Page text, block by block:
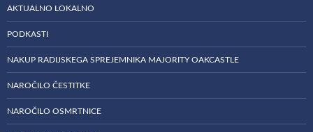
AKTUALNO LOKALNO
PODKASTI
NAKUP RADIJSKEGA SPREJEMNIKA MAJORITY OAKCASTLE
NAROČILO ČESTITKE
NAROČILO OSMRTNICE